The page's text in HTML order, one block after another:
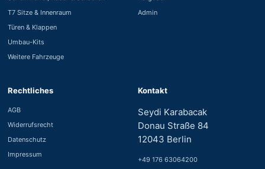
T7 Sitze & Innenraum
Türen & Klappen
Umbau-Kits
Weitere Fahrzeuge
Admin
Rechtliches
AGB
Widerrufsrecht
Datenschutz
Impressum
Kontakt
Seydi Karabacak
Donau Straße 84
12043 Berlin
+49 176 63064200